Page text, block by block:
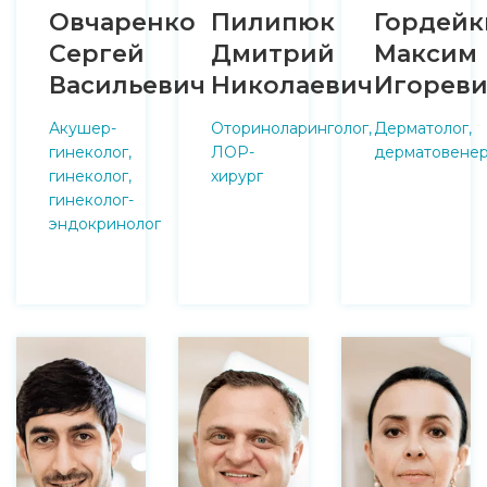
Овчаренко
Сергей
Васильевич
Акушер-
гинеколог,
гинеколог,
гинеколог-
эндокринолог
Пилипюк
Дмитрий
Николаевич
Оториноларинголог,
ЛОР-
хирург
Максим
Дерматолог,